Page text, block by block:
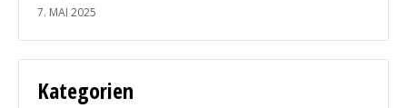
7. MAI 2025
Kategorien